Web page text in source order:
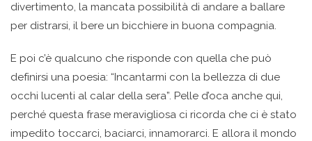
divertimento, la mancata possibilità di andare a ballare
per distrarsi, il bere un bicchiere in buona compagnia.
E poi c’è qualcuno che risponde con quella che può
definirsi una poesia: “Incantarmi con la bellezza di due
occhi lucenti al calar della sera”. Pelle d’oca anche qui,
perché questa frase meravigliosa ci ricorda che ci è stato
impedito toccarci, baciarci, innamorarci. E allora il mondo